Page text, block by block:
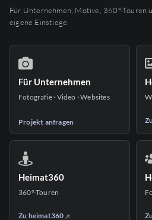
Für Unternehmen, Motive, 360°-Touren
eigene Einstiege.
Für Unternehmen
Fotografie · Video · Websites
Projekt anfragen
Heimat360
360°-Touren
Zu heimat360